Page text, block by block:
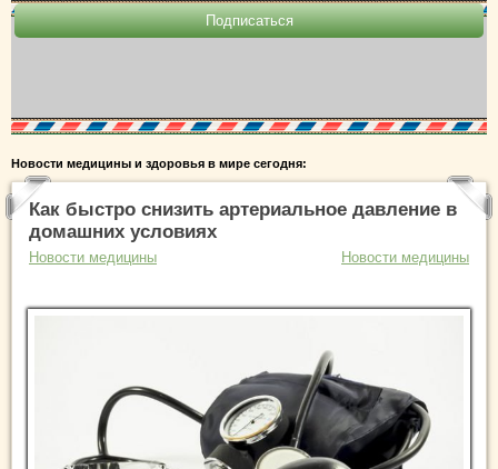
Новости медицины и здоровья в мире сегодня:
Как быстро снизить артериальное давление в
домашних условиях
Новости медицины Новости медицины